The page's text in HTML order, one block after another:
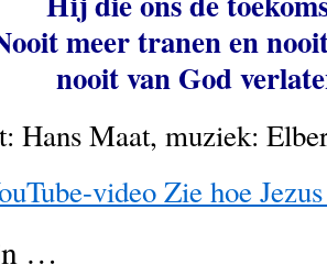
meer tranen en
nooit van God
Hans Maat, muziek:
video Zie hoe
…